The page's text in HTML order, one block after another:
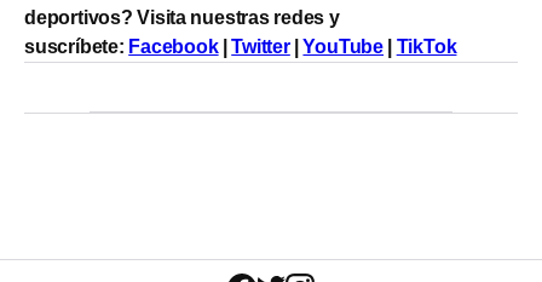
deportivos? Visita nuestras redes y
suscríbete: Facebook|Twitter|YouTube TikTok